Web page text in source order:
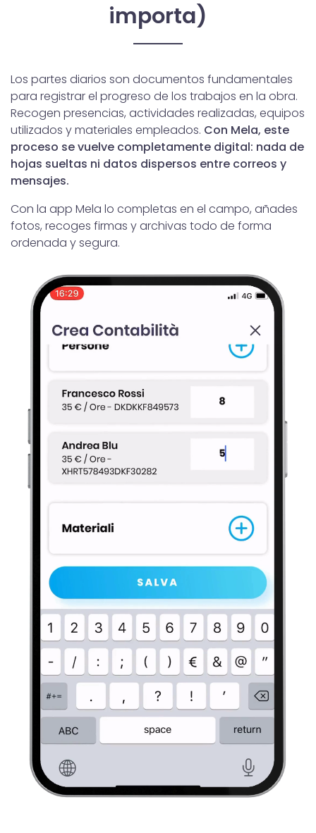
importa)
Los partes diarios son documentos fundamentales
para registrar el progreso de los trabajos en la obra.
Recogen presencias, actividades realizadas, equipos
utilizados y materiales empleados. Con Mela, este
proceso se vuelve completamente digital: nada de
hojas sueltas ni datos dispersos entre correos y
mensajes.
Con la app Mela lo completas en el campo, añades
fotos, recoges firmas y archivas todo de forma
ordenada y segura.